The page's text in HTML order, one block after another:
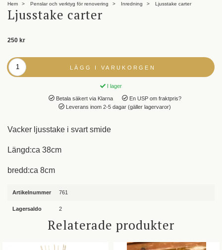
Hem Penslar och verktyg för renovering Inredning Ljusstake carter
Ljusstake carter
250 kr
LÄGG I VARUKORGEN
I lager
Betala säkert via Klarna
En USP om fraktpris?
Leverans inom 2-5 dagar (gäller lagervaror)
Vacker ljusstake i svart smide
Längd:ca 38cm
bredd:ca 8cm
Artikelnummer 761
Lagersaldo 2
Relaterade produkter